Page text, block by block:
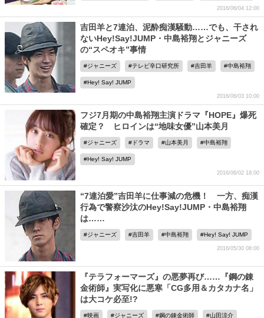
2016/06/04 12:00
吉田羊と7連泊、泥酔痴漢騒動……でも、干され
ないHey!Say!JUMP・中島裕翔とジャニーズ
の“スペオキ”事情
ジャニーズ テレビ辛口研究所 吉田羊 中島裕翔
Hey! Say! JUMP
2016/06/03 10:00
フジ7月期の中島裕翔主演ドラマ『HOPE』爆死
確定？ ヒロインは“地味女優”山本美月
ジャニーズ ドラマ 山本美月 中島裕翔
Hey! Say! JUMP
2016/06/02 18:00
“7連泊愛”吉田羊に仕事減の危機！ 一方、痴漢
行為で警察沙汰のHey!Say!JUMP・中島裕翔
は……
ジャニーズ 吉田羊 中島裕翔 Hey! Say! JUMP
2016/05/30 08:00
『テラフォーマーズ』の悪夢再び……『鋼の錬
金術師』実写化に悪寒「CG多用＆カタカナ名」
は大コケ必至!?
映画 ジャニーズ 鋼の錬金術師 山田涼介